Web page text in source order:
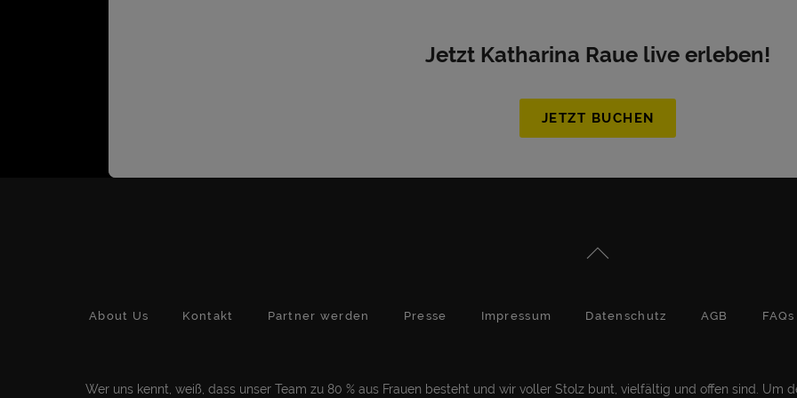
Jetzt Katharina Raue live erleben!
JETZT BUCHEN
About Us Kontakt Partner werden Presse Impressum Datenschutz AGB FAQs
Wer uns kennt, weiß, dass unser Team zu 80 % aus Frauen besteht und wir voller Stolz bunt, vielfältig und offen sind. Um